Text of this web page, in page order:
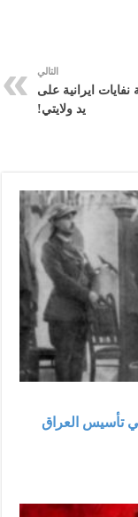
التالي
نفايات ايرانية على
يد ولايتي!
في تأسيس العراق